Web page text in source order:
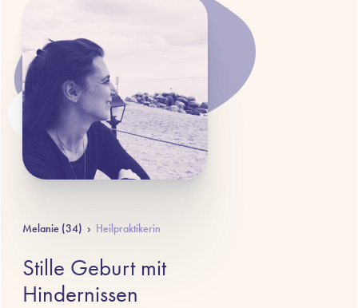
Melanie (34) › Heilpraktikerin
Stille Geburt mit
Hindernissen